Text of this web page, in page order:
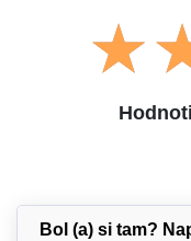
Bol (a) si tam?